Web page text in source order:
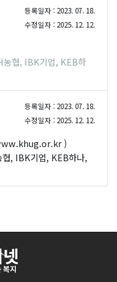
등록일자 : 2023. 07. 18.
수정일자 : 2025. 12. 12.
협, IBK기업, KEB하
등록일자 : 2023. 07. 18.
수정일자 : 2025. 12. 12.
)
, IBK기업, KEB하나,